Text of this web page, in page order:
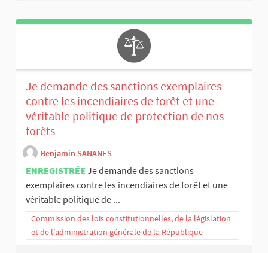
Je demande des sanctions exemplaires
contre les incendiaires de forêt et une
véritable politique de protection de nos
forêts
Benjamin SANANES
ENREGISTRÉE Je demande des sanctions
exemplaires contre les incendiaires de forêt et une
véritable politique de ...
Commission des lois constitutionnelles, de la législation
et de l’administration générale de la République